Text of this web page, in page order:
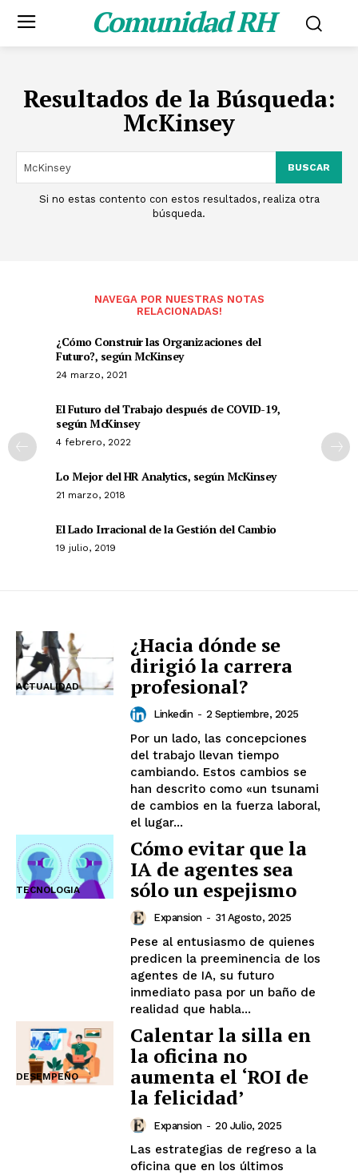
Comunidad RH
Resultados de la Búsqueda:
McKinsey
BUSCAR
Si no estas contento con estos resultados, realiza otra
búsqueda.
NAVEGA POR NUESTRAS NOTAS
RELACIONADAS!
¿Cómo Construir las Organizaciones del
Futuro?, según McKinsey
24 marzo, 2021
El Futuro del Trabajo después de COVID-19,
según McKinsey
4 febrero, 2022
Lo Mejor del HR Analytics, según McKinsey
21 marzo, 2018
El Lado Irracional de la Gestión del Cambio
19 julio, 2019
ACTUALIDAD
¿Hacia dónde se
dirigió la carrera
profesional?
Linkedin - 2 Septiembre, 2025
Por un lado, las concepciones
del trabajo llevan tiempo
cambiando. Estos cambios se
han descrito como «un tsunami
de cambios en la fuerza laboral,
el lugar...
TECNOLOGIA
Cómo evitar que la
IA de agentes sea
sólo un espejismo
Expansion - 31 Agosto, 2025
Pese al entusiasmo de quienes
predicen la preeminencia de los
agentes de IA, su futuro
inmediato pasa por un baño de
realidad que habla...
DESEMPEÑO
Calentar la silla en
la oficina no
aumenta el ‘ROI de
la felicidad’
Expansion - 20 Julio, 2025
Las estrategias de regreso a la
oficina que en los últimos